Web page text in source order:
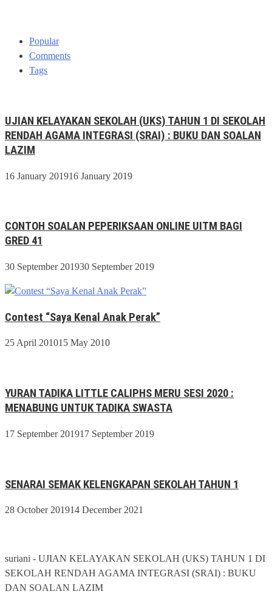
Popular
Comments
Tags
UJIAN KELAYAKAN SEKOLAH (UKS) TAHUN 1 DI SEKOLAH
RENDAH AGAMA INTEGRASI (SRAI) : BUKU DAN SOALAN
LAZIM
16 January 201916 January 2019
CONTOH SOALAN PEPERIKSAAN ONLINE UITM BAGI
GRED 41
30 September 201930 September 2019
Contest “Saya Kenal Anak Perak”
25 April 201015 May 2010
YURAN TADIKA LITTLE CALIPHS MERU SESI 2020 :
MENABUNG UNTUK TADIKA SWASTA
17 September 201917 September 2019
SENARAI SEMAK KELENGKAPAN SEKOLAH TAHUN 1
28 October 201914 December 2021
suriani - UJIAN KELAYAKAN SEKOLAH (UKS) TAHUN 1 DI
SEKOLAH RENDAH AGAMA INTEGRASI (SRAI) : BUKU
DAN SOALAN LAZIM